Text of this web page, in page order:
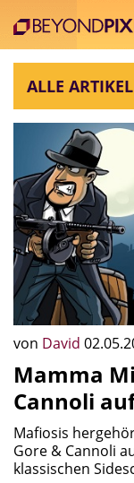
ALLE
von David
Mamma
Cannoli
Mafiosis
Gore & Cannoli
klassischen